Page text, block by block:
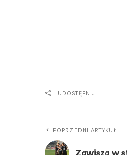
UDOSTĘPNIJ
POPRZEDNI ARTYKUŁ
Zawisza w